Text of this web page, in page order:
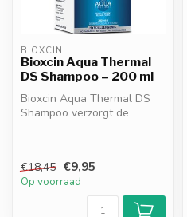
BIOXCIN
Bioxcin Aqua Thermal
DS Shampoo – 200 ml
Bioxcin Aqua Thermal DS
Shampoo verzorgt de
€18,45 €9,95
Op voorraad